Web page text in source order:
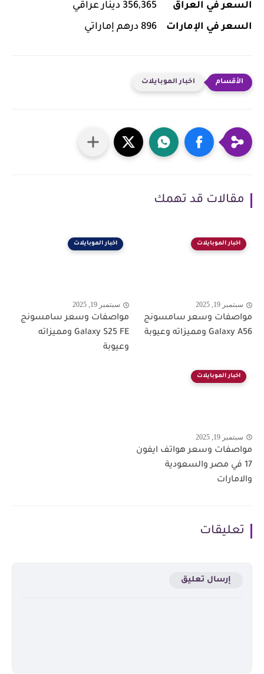
السعر في العراق
356,365 دينار عراقي
السعر في الإمارات
896 درهم إماراتي
اخبار الموبايلات
مقالات قد تهمك
اخبار الموبايلات
سبتمبر 19, 2025
مواصفات وسعر سامسونج
Galaxy A56 ومميزاته وعيوبة
اخبار الموبايلات
سبتمبر 19, 2025
مواصفات وسعر سامسونج
Galaxy S25 FE ومميزاته
وعيوبة
اخبار الموبايلات
سبتمبر 19, 2025
مواصفات وسعر هواتف ايفون
17 في مصر والسعودية
والامارات
تعليقات
إرسال تعليق